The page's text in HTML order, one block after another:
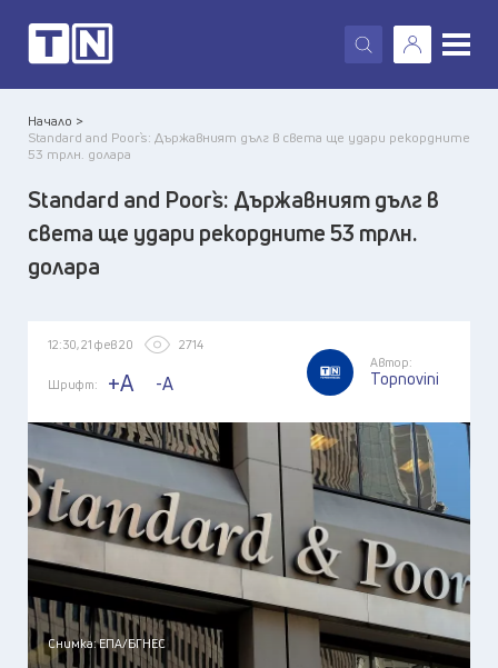
X
Начало >
Standard and Poor`s: Държавният дълг в света ще удари рекордните
53 трлн. долара
Standard and Poor`s: Държавният дълг в
света ще удари рекордните 53 трлн.
долара
12:30, 21 фев 20 2714
Шрифт: +A -A
Автор:
Topnovini
Снимка: ЕПА/БГНЕС